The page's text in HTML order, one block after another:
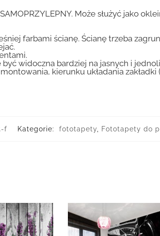
Może służyć jako
farbami ścianę. Ścianę trzeba
być widoczna bardziej na jasnych i
kierunku układania
f Kategorie: fototapety, Fototapety do